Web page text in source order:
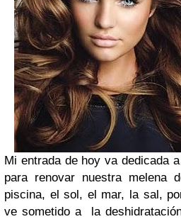
Mi entrada de hoy va dedicada
para renovar nuestra melena
piscina, el sol, el mar, la sal,
ve sometido a la